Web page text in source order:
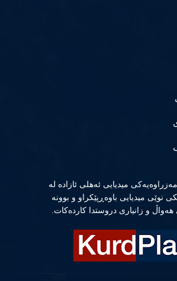
میدیایی ئەهلی ئازادە لە
نوێی میدیایی باوەڕپێكراو و بوونە
و زانیاری دروستدا كاردەكات.